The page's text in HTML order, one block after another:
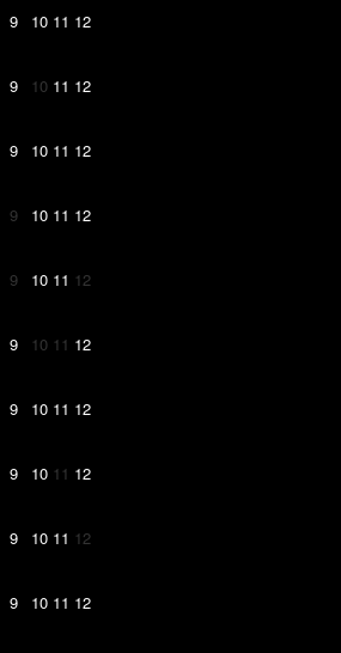
9 10 11 12
9 10 11 12
9 10 11 12
9 10 11 12
9 10 11 12
9 10 11 12
9 10 11 12
9 10 11 12
9 10 11 12
9 10 11 12